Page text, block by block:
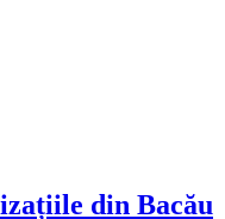
din Bacău